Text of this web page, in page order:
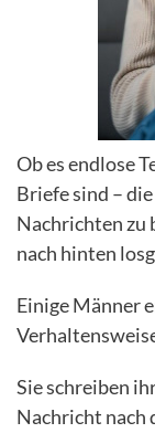
Ob es endlose
Briefe sind –
Nachrichten zu
nach hinten
Einige Männer
Sie schreiben
Nachricht nach